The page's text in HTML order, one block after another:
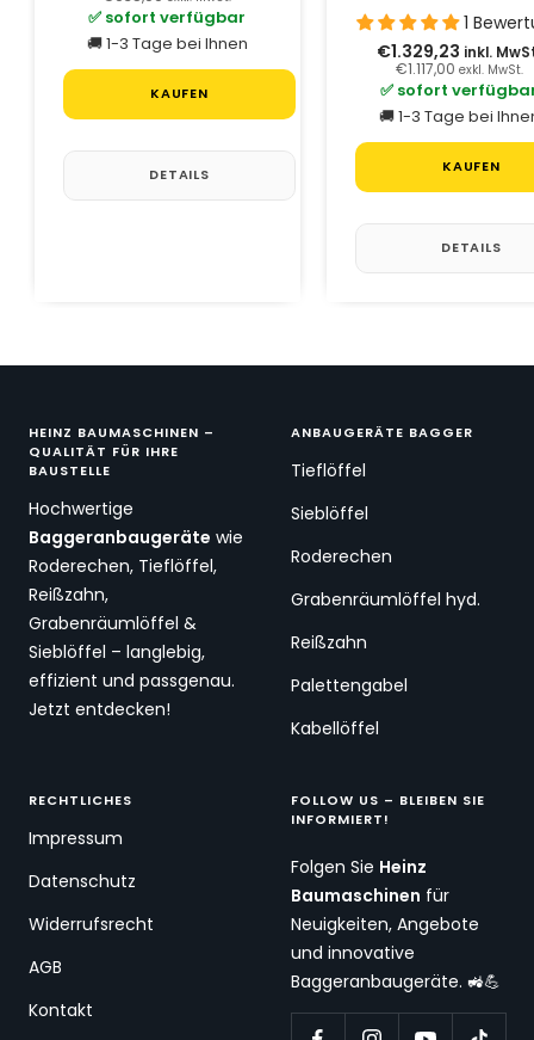
✅ sofort verfügbar
🚚 1-3 Tage bei Ihnen
KAUFEN
DETAILS
1
€1.329,23 inkl.
€1.117,00 exkl. MwSt.
✅ sofort
🚚 1-3 Tage bei
KAUFEN
DETAILS
HEINZ BAUMASCHINEN –
QUALITÄT FÜR IHRE
BAUSTELLE
Hochwertige
Baggeranbaugeräte wie
Roderechen, Tieflöffel,
Reißzahn,
Grabenräumlöffel &
Sieblöffel – langlebig,
effizient und passgenau.
Jetzt entdecken!
ANBAUGERÄTE BAGGER
Tieflöffel
Sieblöffel
Roderechen
Grabenräumlöffel hyd.
Reißzahn
Palettengabel
Kabellöffel
RECHTLICHES
Impressum
Datenschutz
Widerrufsrecht
AGB
Kontakt
FOLLOW US – BLEIBEN SIE
INFORMIERT!
Folgen Sie Heinz
Baumaschinen für
Neuigkeiten, Angebote
und innovative
Baggeranbaugeräte. 🚜💪